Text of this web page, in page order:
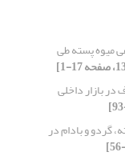
میوه پسته طی
بازار داخلی
گردو و بادام در